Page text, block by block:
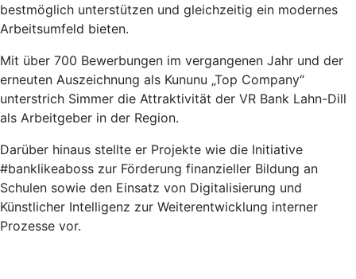
bestmöglich unterstützen und gleichzeitig ein modernes
Arbeitsumfeld bieten.
Mit über 700 Bewerbungen im vergangenen Jahr und der
erneuten Auszeichnung als Kununu „Top Company“
unterstrich Simmer die Attraktivität der VR Bank Lahn-Dill
als Arbeitgeber in der Region.
Darüber hinaus stellte er Projekte wie die Initiative
#banklikeaboss zur Förderung finanzieller Bildung an
Schulen sowie den Einsatz von Digitalisierung und
Künstlicher Intelligenz zur Weiterentwicklung interner
Prozesse vor.